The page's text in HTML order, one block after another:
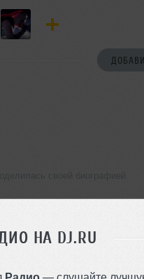
НА DJ.RU
Радио — слушайте